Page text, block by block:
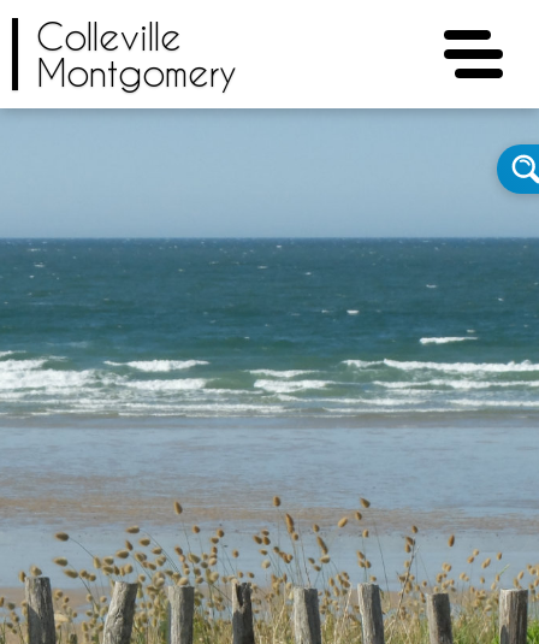
Colleville
Montgomery